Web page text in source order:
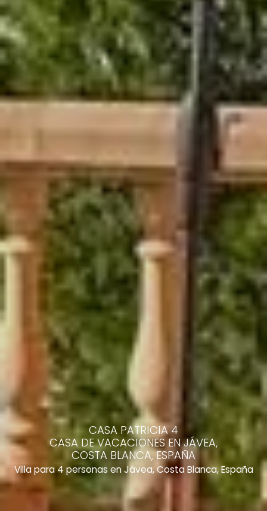
CASA PATRICIA 4
CASA DE VACACIONES EN JÁVEA,
COSTA BLANCA, ESPAÑA
Villa para 4 personas en Jávea, Costa Blanca, España